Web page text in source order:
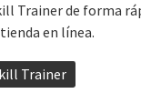
Trainer de forma
en línea.
Trainer